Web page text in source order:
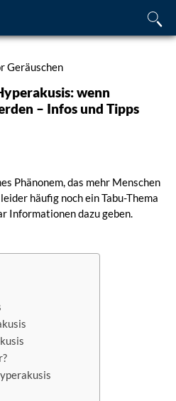
wenn
– Infos und Tipps
Phänonem, das mehr Menschen
häufig noch ein Tabu-Thema
Informationen dazu geben.